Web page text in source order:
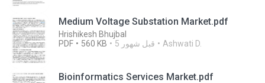
Medium Voltage Substation Market.pdf
Hrishikesh Bhujbal
PDF
560 KB 5 قبل شهور Ashwati D.
Bioinformatics Services Market.pdf